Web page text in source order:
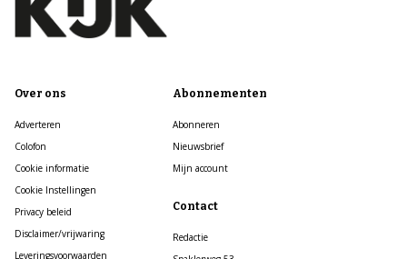
Over ons
Adverteren
Colofon
Cookie informatie
Cookie Instellingen
Privacy beleid
Disclaimer/vrijwaring
Leveringsvoorwaarden
Abonnementen
Abonneren
Nieuwsbrief
Mijn account
Contact
Redactie